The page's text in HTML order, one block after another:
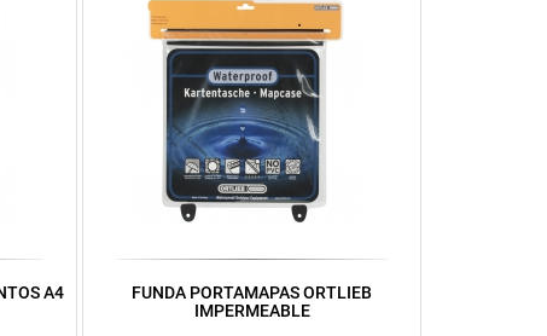
A4
FUNDA PORTAMAPAS ORTLIEB
IMPERMEABLE